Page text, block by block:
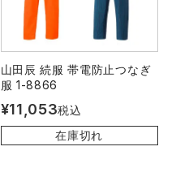
山田辰 続服 帯電防止つなぎ
服 1-8866
¥11,053税込
在庫切れ